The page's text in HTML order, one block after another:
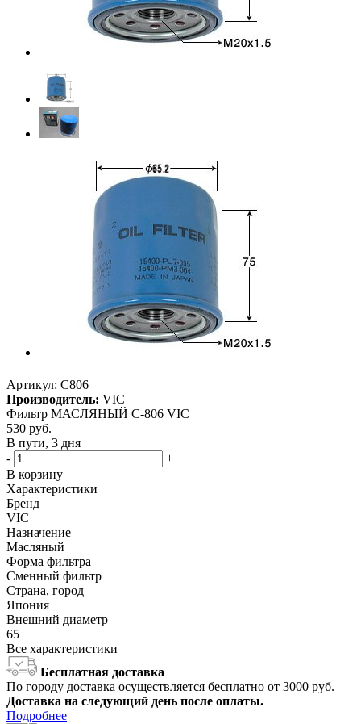
Артикул: C806
Производитель: VIC
Фильтр МАСЛЯНЫЙ C-806 VIC
530 руб.
В пути, 3 дня
-
+
В корзину
Характеристики
Бренд
VIC
Назначение
Масляный
Форма фильтра
Сменный фильтр
Страна, город
Япония
Внешний диаметр
65
Все характеристики
Бесплатная доставка
По городу доставка осуществляется бесплатно от 3000 руб.
Доставка на следующий день после оплаты.
Подробнее